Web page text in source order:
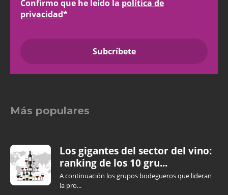
Confirmo que he leído la política de
privacidad*
Más populares
Los gigantes del sector del vino:
ranking de los 10 gru...
A continuación los grupos bodegueros que lideran
la pro...